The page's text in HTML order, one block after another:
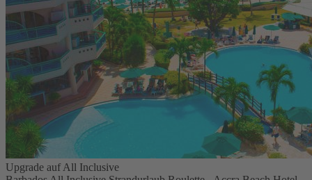
Upgrade auf All Inclusive